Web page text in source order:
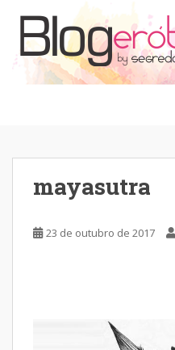
mayasutra
23 de outubro de 2017